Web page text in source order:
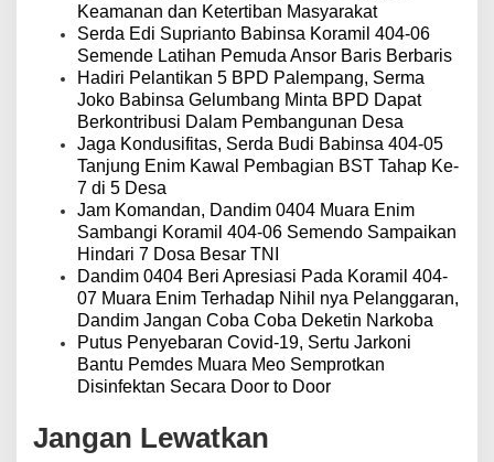
Keamanan dan Ketertiban Masyarakat
Serda Edi Suprianto Babinsa Koramil 404-06
Semende Latihan Pemuda Ansor Baris Berbaris
Hadiri Pelantikan 5 BPD Palempang, Serma
Joko Babinsa Gelumbang Minta BPD Dapat
Berkontribusi Dalam Pembangunan Desa
Jaga Kondusifitas, Serda Budi Babinsa 404-05
Tanjung Enim Kawal Pembagian BST Tahap Ke-
7 di 5 Desa
Jam Komandan, Dandim 0404 Muara Enim
Sambangi Koramil 404-06 Semendo Sampaikan
Hindari 7 Dosa Besar TNI
Dandim 0404 Beri Apresiasi Pada Koramil 404-
07 Muara Enim Terhadap Nihil nya Pelanggaran,
Dandim Jangan Coba Coba Deketin Narkoba
Putus Penyebaran Covid-19, Sertu Jarkoni
Bantu Pemdes Muara Meo Semprotkan
Disinfektan Secara Door to Door
Jangan Lewatkan